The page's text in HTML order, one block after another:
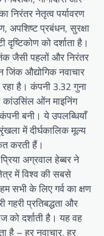
निरंतर नेतृत्व पर्यावरण
अपशिष्ट प्रबंधन, सुरक्षा
को दर्शाता है।
जैसी पहलों और निरंतर
जिंक औद्योगिक नवाचार
है। कंपनी 3.32 गुना
कांउसिंल ओंन माइनिंग
बनी। ये उपलब्धियाँ
में दीर्घकालिक मूल्य
करती हैं।
अग्रवाल हेब्बर ने
में विश्व की सबसे
सभी के लिए गर्व का क्षण
गहरी प्रतिबद्धता और
को दर्शाती है। यह वह
है – हर नवाचार, हर